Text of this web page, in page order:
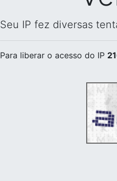
Seu IP fez diversas
Para liberar o acesso do IP